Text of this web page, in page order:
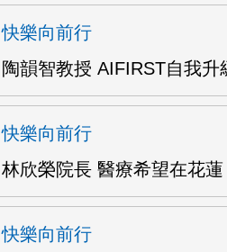
快樂向前行
陶韻智教授 AIFIRST自我升
快樂向前行
林欣榮院長 醫療希望在花蓮
快樂向前行